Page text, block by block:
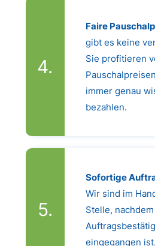
Faire
gibt es keine
Sie profitieren
immer genau
bezahlen.
Sofortige
Wir sind im
Stelle,
eingegangen ist.